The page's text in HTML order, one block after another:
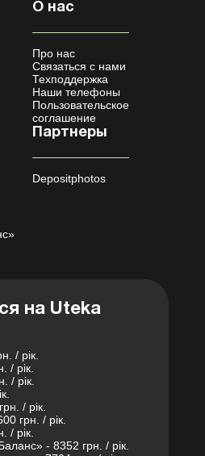
О нас
Про нас
Связаться с нами
Техподдержка
Наши телефоны
Пользовательское
соглашение
Партнеры
Depositphotos
на Uteka
/ рік.
/ рік.
/ рік.
/ рік.
грн. / рік.
/ рік.
- 8352 грн. / рік.